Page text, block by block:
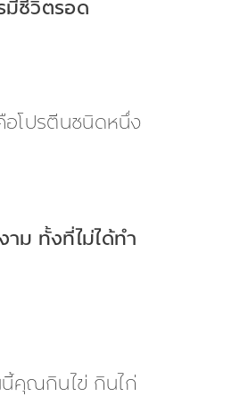
มีชีวิตรอด
อโปรตีนชนิดหนึ่ง
ม ทั้งที่ไม่ได้ทำ
นี้คุณกินไข่ กินไก่